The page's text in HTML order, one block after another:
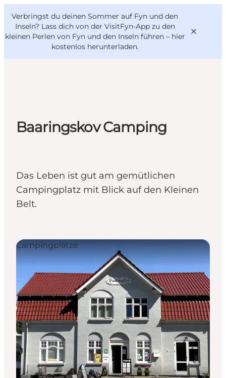
Verbringst du deinen Sommer auf Fyn und den
Inseln? Lass dich von der VisitFyn-App zu den
kleinen Perlen von Fyn und den Inseln führen – hier
kostenlos herunterladen.
Outdoor & bike
Essen & trinken
VisitFyn
Deutsch
Baaringskov Camping
Das Leben ist gut am gemütlichen
Campingplatz mit Blick auf den Kleinen
Belt.
Campingplätze